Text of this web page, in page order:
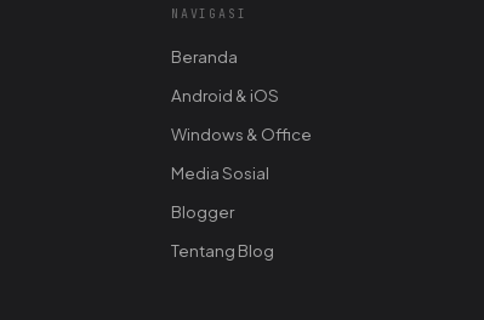
NAVIGASI
Beranda
Android & iOS
Windows & Office
Media Sosial
Blogger
Tentang Blog